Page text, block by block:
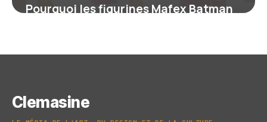
Pourquoi les figurines Mafex Batman
Clemasine